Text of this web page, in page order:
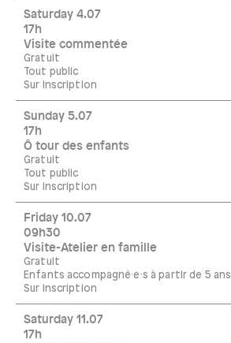
Saturday 4.07
17h
Visite commentée
Gratuit
Tout public
Sur inscription
Sunday 5.07
17h
Ô tour des enfants
Gratuit
Tout public
Sur inscription
Friday 10.07
09h30
Visite-Atelier en famille
Gratuit
Enfants accompagné·e·s à partir de 5 ans
Sur inscription
Saturday 11.07
17h